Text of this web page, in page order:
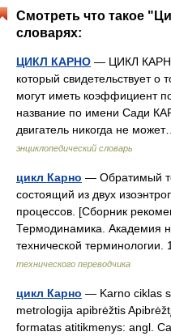
Смотреть что такое
словарях:
ЦИКЛ КАРНО — ЦИКЛ
который свидетельствует
могут иметь коэффициент
название по имени Сади
двигатель никогда не
энциклопедический словарь
цикл Карно — Обратимый
состоящий из двух
процессов. [Сборник
Термодинамика. Академия
технической
технического переводчика
цикл Карно — Karno ciklas
metrologija apibrėžtis
formatas atitikmenys: angl.